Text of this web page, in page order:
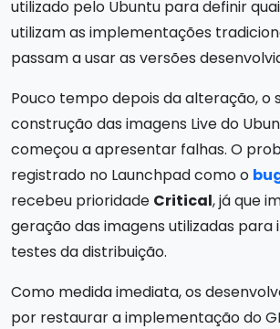
utilizado pelo Ubuntu para definir
utilizam as implementações
passam a usar as versões
Pouco tempo depois da alteração, o
construção das imagens Live do
começou a apresentar falhas. O
registrado no Launchpad como o
recebeu prioridade Critical, já que
geração das imagens utilizadas para
testes da distribuição.
Como medida imediata, os
por restaurar a implementação do